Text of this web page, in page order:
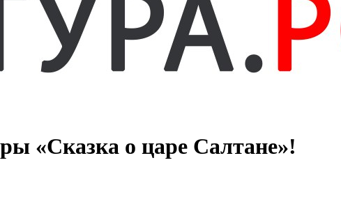
«Сказка о царе Салтане»!